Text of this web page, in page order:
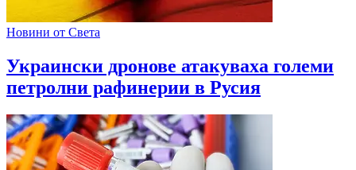
Новини от Света
Украински дронове атакуваха големи
петролни рафинерии в Русия